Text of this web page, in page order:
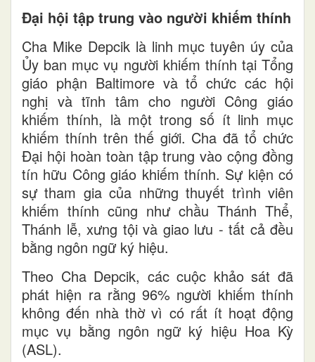
Đại hội tập trung vào người khiếm thính
Cha Mike Depcik là linh mục tuyên úy của
Ủy ban mục vụ người khiếm thính tại Tổng
giáo phận Baltimore và tổ chức các hội
nghị và tĩnh tâm cho người Công giáo
khiếm thính, là một trong số ít linh mục
khiếm thính trên thế giới. Cha đã tổ chức
Đại hội hoàn toàn tập trung vào cộng đồng
tín hữu Công giáo khiếm thính. Sự kiện có
sự tham gia của những thuyết trình viên
khiếm thính cũng như chầu Thánh Thể,
Thánh lễ, xưng tội và giao lưu - tất cả đều
bằng ngôn ngữ ký hiệu.
Theo Cha Depcik, các cuộc khảo sát đã
phát hiện ra rằng 96% người khiếm thính
không đến nhà thờ vì có rất ít hoạt động
mục vụ bằng ngôn ngữ ký hiệu Hoa Kỳ
(ASL).